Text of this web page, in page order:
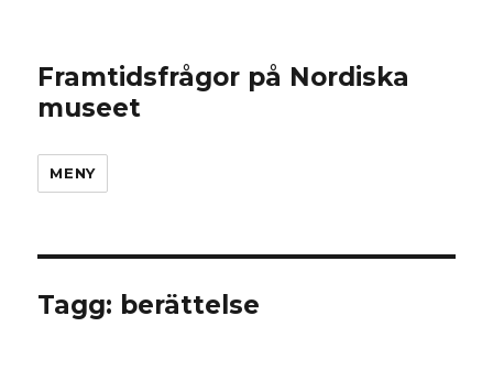
Framtidsfrågor på Nordiska
museet
MENY
Tagg: berättelse